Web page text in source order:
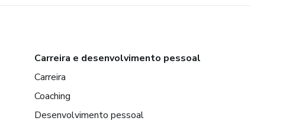
Carreira e desenvolvimento pessoal
Carreira
Coaching
Desenvolvimento pessoal